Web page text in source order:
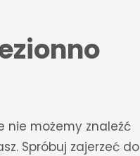
nie możemy znaleźć
Spróbuj zajerzeć do